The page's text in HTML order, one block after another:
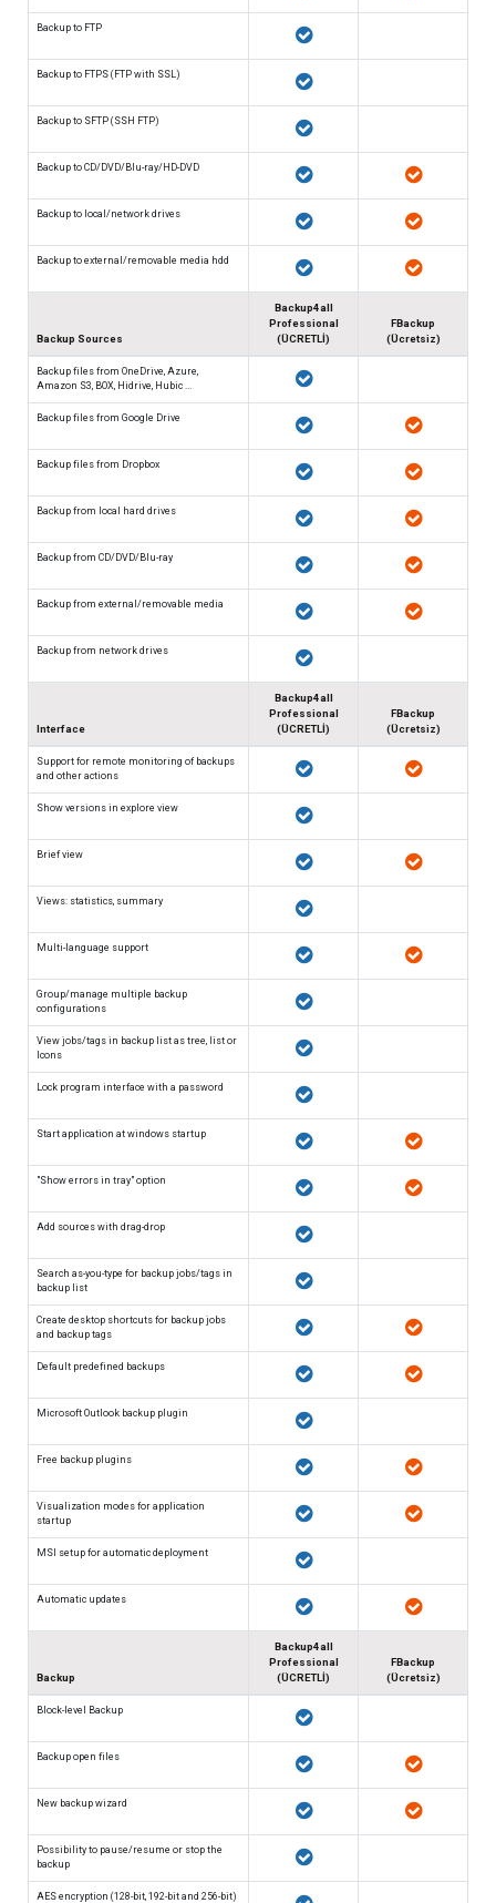
Backup to FTP
Backup to FTPS (FTP with SSL)
Backup to SFTP (SSH FTP)
Backup to CD/DVD/Blu-ray/HD-DVD
Backup to local/network drives
Backup to external/removable media hdd
Backup Sources
Backup4all
Professional
(ÜCRETLİ)
FBackup
(Ücretsiz)
Backup files from OneDrive, Azure,
Amazon S3, BOX, Hidrive, Hubic ...
Backup files from Google Drive
Backup files from Dropbox
Backup from local hard drives
Backup from CD/DVD/Blu-ray
Backup from external/removable media
Backup from network drives
Interface
Backup4all
Professional
(ÜCRETLİ)
FBackup
(Ücretsiz)
Support for remote monitoring of backups
and other actions
Show versions in explore view
Brief view
Views: statistics, summary
Multi-language support
Group/manage multiple backup
configurations
View jobs/tags in backup list as tree, list or
Icons
Lock program interface with a password
Start application at windows startup
"Show errors in tray" option
Add sources with drag-drop
Search as-you-type for backup jobs/tags in
backup list
Create desktop shortcuts for backup jobs
and backup tags
Default predefined backups
Microsoft Outlook backup plugin
Free backup plugins
Visualization modes for application
startup
MSI setup for automatic deployment
Automatic updates
Backup
Backup4all
Professional
(ÜCRETLİ)
FBackup
(Ücretsiz)
Block-level Backup
Backup open files
New backup wizard
Possibility to pause/resume or stop the
backup
AES encryption (128-bit, 192-bit and 256-bit)